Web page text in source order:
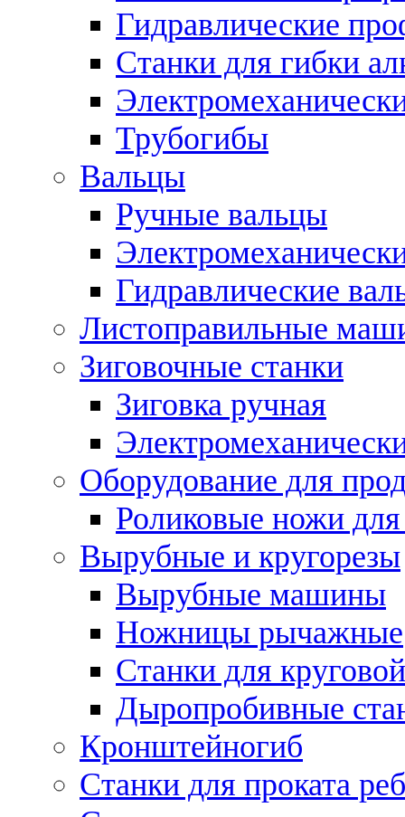
Гидравлические
Станки для гибки
Трубогибы
Вальцы
Ручные вальцы
Гидравлические
Листоправильные
Зиговочные станки
Зиговка ручная
Оборудование для
Роликовые ножи для
Вырубные и кругорезы
Вырубные машины
Ножницы рычажные
Станки для
Дыропробивные
Кронштейногиб
Станки для проката